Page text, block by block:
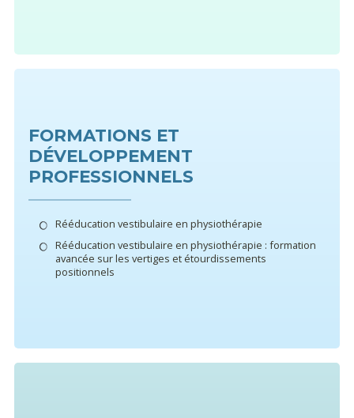
FORMATIONS ET
DÉVELOPPEMENT
PROFESSIONNELS
Rééducation vestibulaire en physiothérapie
Rééducation vestibulaire en physiothérapie : formation
avancée sur les vertiges et étourdissements
positionnels